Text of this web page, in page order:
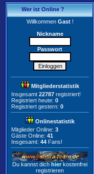
Wer ist Online ?
WillkommenGast!
Nickname
Passwort
Mitgliederstatistik
Insgesamt 22787 registriert!
Registriert heute: 0
Registriert gestern: 0
Onlinestatistik
Mitglieder Online: 3
Gäste Online: 41
Insgesamt: 44 Fans!
Du kannst dich hier kostenfrei
registrieren